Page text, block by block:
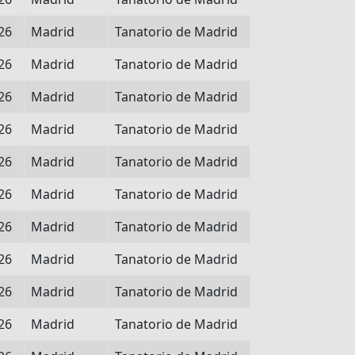
Madrid
Tanatorio de Madrid
Madrid
Tanatorio de Madrid
Madrid
Tanatorio de Madrid
Madrid
Tanatorio de Madrid
Madrid
Tanatorio de Madrid
Madrid
Tanatorio de Madrid
Madrid
Tanatorio de Madrid
Madrid
Tanatorio de Madrid
Madrid
Tanatorio de Madrid
Madrid
Tanatorio de Madrid